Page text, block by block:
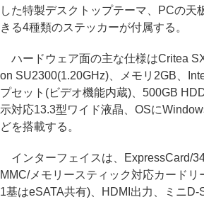
した特製デスクトップテーマ、PCの天
きる4種類のステッカーが付属する。
ハードウェア面の主な仕様はCritea
on SU2300(1.20GHz)、メモリ2GB、
プセット(ビデオ機能内蔵)、500GB
示対応13.3型ワイド液晶、OSに
どを搭載する。
インターフェイスは、ExpressCard/
MMC/メモリースティック対応カードリ
1基はeSATA共有)、HDMI出力、ミニD-